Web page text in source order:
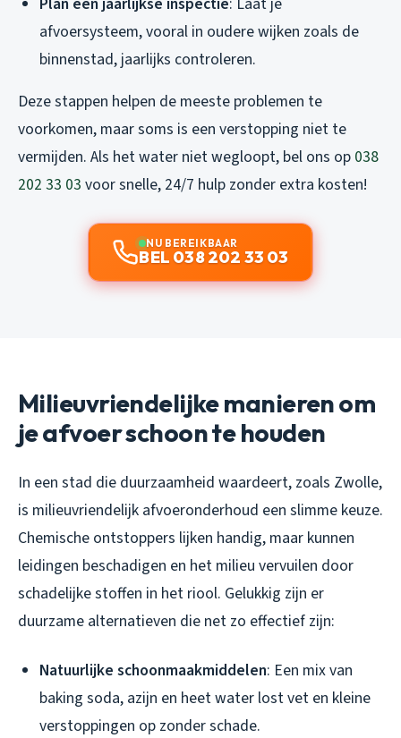
afvoersysteem, vooral in oudere wijken zoals de
binnenstad, jaarlijks controleren.
Deze stappen helpen de meeste problemen te
voorkomen, maar soms is een verstopping niet te
vermijden. Als het water niet wegloopt, bel ons op 038
202 33 03 voor snelle, 24/7 hulp zonder extra kosten!
NU BEREIKBAAR
BEL 038 202 33 03
Milieuvriendelijke manieren om
je afvoer schoon te houden
In een stad die duurzaamheid waardeert, zoals Zwolle,
is milieuvriendelijk afvoeronderhoud een slimme keuze.
Chemische ontstoppers lijken handig, maar kunnen
leidingen beschadigen en het milieu vervuilen door
schadelijke stoffen in het riool. Gelukkig zijn er
duurzame alternatieven die net zo effectief zijn:
Natuurlijke schoonmaakmiddelen: Een mix van
baking soda, azijn en heet water lost vet en kleine
verstoppingen op zonder schade.